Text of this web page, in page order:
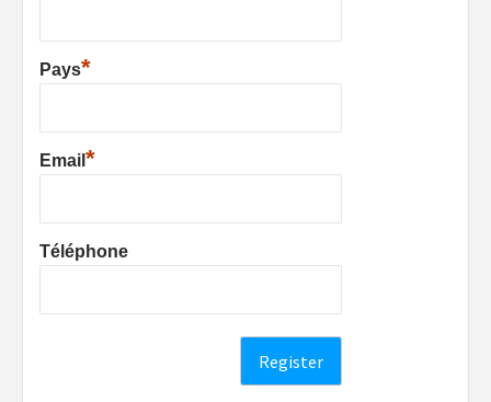
Pays*
Email *
Téléphone